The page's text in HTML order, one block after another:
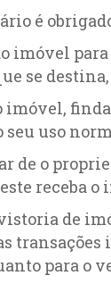
é
imóvel
se
finda
seu uso
de o
receba o
de
para o